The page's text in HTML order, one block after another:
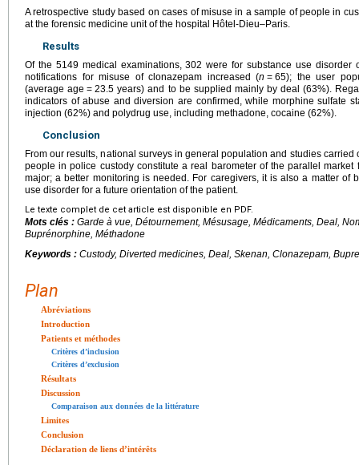
A retrospective study based on cases of misuse in a sample of people in
at the forensic medicine unit of the hospital Hôtel-Dieu–Paris.
Results
Of the 5149 medical examinations, 302 were for substance use
notifications for misuse of clonazepam increased (n = 65); the user
(average age = 23.5 years) and to be supplied mainly by deal (63%).
indicators of abuse and diversion are confirmed, while morphine sulfate
injection (62%) and polydrug use, including methadone, cocaine (62%).
Conclusion
From our results, national surveys in general population and studies carried
people in police custody constitute a real barometer of the parallel
major; a better monitoring is needed. For caregivers, it is also a matter of
use disorder for a future orientation of the patient.
Le texte complet de cet article est disponible en PDF.
Mots clés : Garde à vue, Détournement, Mésusage, Médicaments, Deal,
Buprénorphine, Méthadone
Keywords : Custody, Diverted medicines, Deal, Skenan, Clonazepam,
Plan
Abréviations
Introduction
Patients et méthodes
Critères d’inclusion
Critères d’exclusion
Résultats
Discussion
Comparaison aux données de la littérature
Limites
Conclusion
Déclaration de liens d’intérêts